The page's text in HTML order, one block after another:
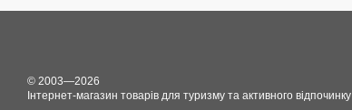
© 2003—2026
Інтернет-магазин товарів для туризму та активного відпочинку